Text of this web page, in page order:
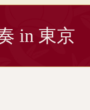
in 東京